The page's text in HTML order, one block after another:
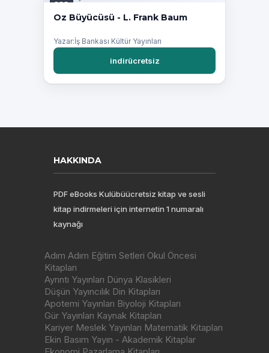
PDF
Oz Büyücüsü - L. Frank Baum
Yazar:İş Bankası Kültür Yayınları
indirücretsiz
HAKKINDA
PDF eBooks Kulübüücretsiz kitap ve sesli
kitap indirmeleri için internetin 1 numaralı
kaynağı
Adım Adım Eğitim Setleri Okul Öncesi
Kitapları
Ayrıntı Yayınları Dünya Klasikleri
Düşün Yayıncılık Din Kitapları
Apotemi Yayınları Biyoloji Kitapları
Gür Yayınları Kaynak Kitapları
Kariyer Meslek Yayınları Matematik Kitapları
Ekin Basım Yayın - Akademik Kitaplar